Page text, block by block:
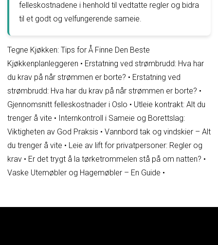
felleskostnadene i henhold til vedtatte regler og bidra
til et godt og velfungerende sameie.
Tegne Kjøkken: Tips for Å Finne Den Beste
Kjøkkenplanleggeren • Erstatning ved strømbrudd: Hva har
du krav på når strømmen er borte? • Erstatning ved
strømbrudd: Hva har du krav på når strømmen er borte? •
Gjennomsnitt felleskostnader i Oslo • Utleie kontrakt: Alt du
trenger å vite • Internkontroll i Sameie og Borettslag:
Viktigheten av God Praksis • Vannbord tak og vindskier – Alt
du trenger å vite • Leie av lift for privatpersoner: Regler og
krav • Er det trygt å la tørketrommelen stå på om natten? •
Vaske Utemøbler og Hagemøbler – En Guide •